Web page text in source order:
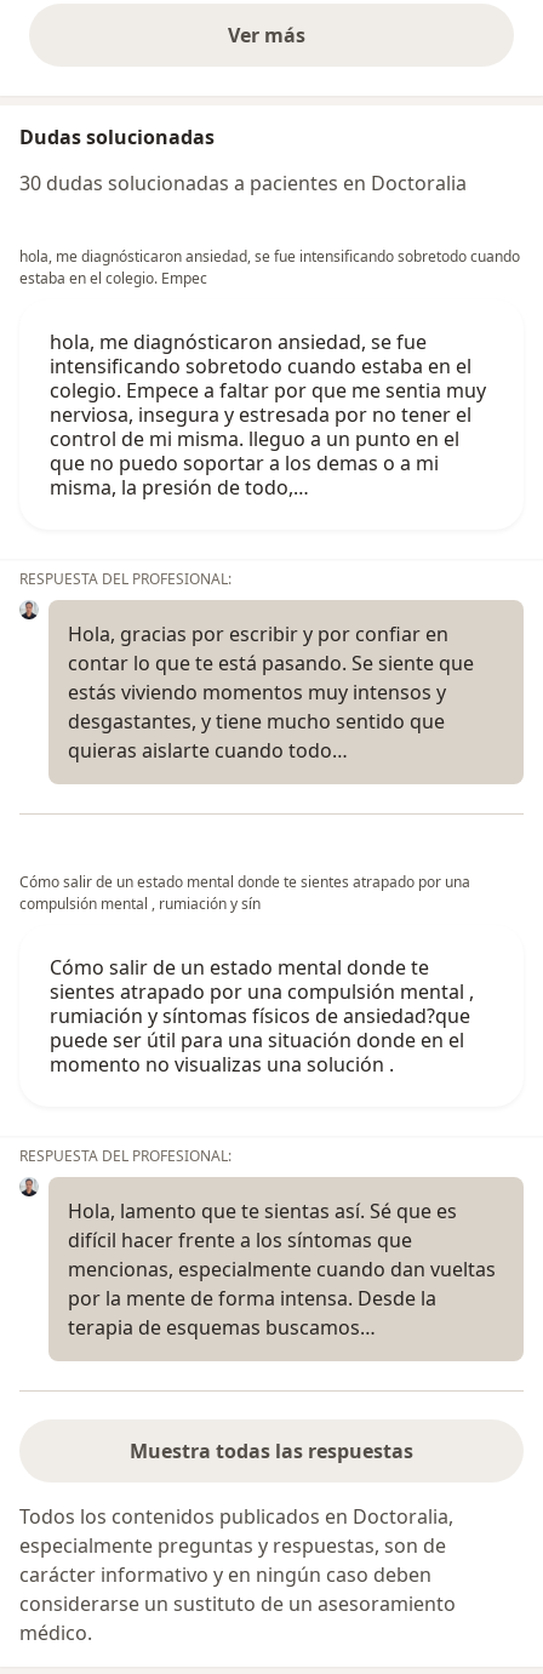
Ver másopiniones anteriores
Dudas solucionadas
30 dudas solucionadas a pacientes en Doctoralia
hola, me diagnósticaron ansiedad, se fue intensificando sobretodo cuando
estaba en el colegio. Empec
hola, me diagnósticaron ansiedad, se fue
intensificando sobretodo cuando estaba en el
colegio. Empece a faltar por que me sentia muy
nerviosa, insegura y estresada por no tener el
control de mi misma. lleguo a un punto en el
que no puedo soportar a los demas o a mi
misma, la presión de todo,…
RESPUESTA DEL PROFESIONAL:
Hola, gracias por escribir y por confiar en
contar lo que te está pasando. Se siente que
estás viviendo momentos muy intensos y
desgastantes, y tiene mucho sentido que
quieras aislarte cuando todo…
Cómo salir de un estado mental donde te sientes atrapado por una
compulsión mental , rumiación y sín
Cómo salir de un estado mental donde te
sientes atrapado por una compulsión mental ,
rumiación y síntomas físicos de ansiedad?que
puede ser útil para una situación donde en el
momento no visualizas una solución .
RESPUESTA DEL PROFESIONAL:
Hola, lamento que te sientas así. Sé que es
difícil hacer frente a los síntomas que
mencionas, especialmente cuando dan vueltas
por la mente de forma intensa. Desde la
terapia de esquemas buscamos…
Muestra todas las respuestas
Todos los contenidos publicados en Doctoralia,
especialmente preguntas y respuestas, son de
carácter informativo y en ningún caso deben
considerarse un sustituto de un asesoramiento
médico.